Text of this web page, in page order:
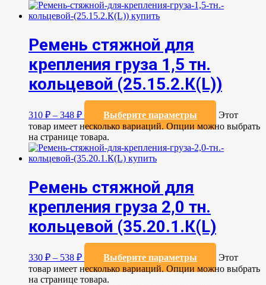
Ремень стяжной для
крепления груза 1,5 тн.
кольцевой (25.15.2.К(L))
310 ₽ – 348 ₽ Выберите параметры
Этот
товар имеет несколько вариаций. Опции можно выбрать
на странице товара.
Ремень стяжной для
крепления груза 2,0 тн.
кольцевой (35.20.1.К(L)
330 ₽ – 538 ₽ Выберите параметры
Этот
товар имеет несколько вариаций. Опции можно выбрать
на странице товара.